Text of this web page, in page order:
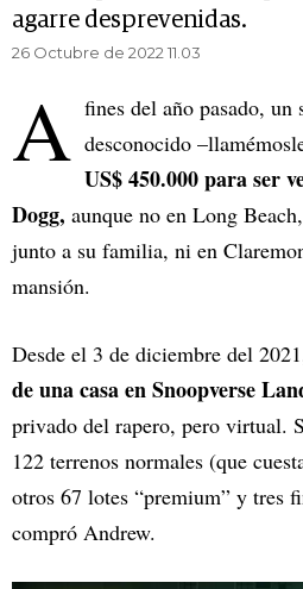
agarre desprevenidas.
26 Octubre de 2022 11.03
A fines del año pasado, un
desconocido
US$ 450.000 para ser
Dogg, aunque no en Long
junto a su familia, ni en
mansión.
Desde el 3 de diciembre del
de una casa en Snoopverse
privado del rapero, pero virtual.
122 terrenos normales (que
otros 67 lotes “premium” y tres
compró Andrew.